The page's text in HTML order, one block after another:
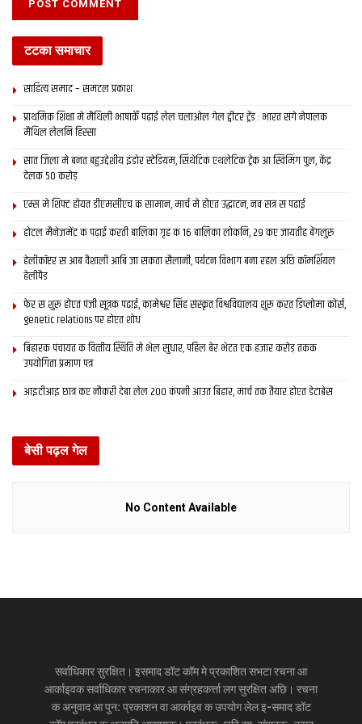
टटका समाचार
साहित्य समाद – समटल प्रकाश
प्राथमिक शि‍क्षा मे मैथि‍ली भाषाकेँ पढ़ाई लेल चलाओल गेल ट्वीटर ट्रेंड : भारत संगे नेपालक
मैथिल लेलनि हिस्सा
सात जिला मे बनत बहुउद्देशीय इंडोर स्‍टेडि‍यम, सिंथेटिक एथलेटिक ट्रेक आ स्विमिंग पुल, केंद्र
देलक 50 करोड़
एम्स मे शिफ्ट होयत डीएमसीएच क सामान, मार्च मे होएत उद्घाटन, नव सत्र स पढाई
होटल मैनेजमेंट क पढ़ाई करती बालिका गृह क 16 बालिका लोकनि, 29 कए जायतीह बेंगलुरु
हेलीकॉप्टर स आब वैशाली आबि जा सकता सैलानी, पर्यटन विभाग बना रहल अछि कॉमर्शियल
हेलीपैड
फेर स शुरू होएत पंजी सूत्रक पढाई, कामेश्वर सिंह संस्कृत विश्वविद्यालय शुरू करत डिप्लोमा कोर्स,
genetic relations पर होएत शोध
बिहारक पंचायत क वित्‍तीय स्थिति मे भेल सुधार, पहिल बेर भेटत एक हजार करोड़ तकक
उपयोगिता प्रमाण पत्र
आइटीआइ छात्र कए नौकरी देबा लेल 200 कंपनी आउत बिहार, मार्च तक तैयार होएत डेटाबेस
बेसी पढ़ल गेल
No Content Available
सर्वाधिकार सुरक्षित। इसमाद डॉट कॉम मे प्रकाशित सभटा रचना आ
आर्काइवक सर्वाधिकार रचनाकार आ संग्रहकर्त्ता लग सुरक्षित अछि। रचना
क अनुवाद आ पुन: प्रकाशन वा आर्काइव क उपयोग लेल इ-समाद डॉट